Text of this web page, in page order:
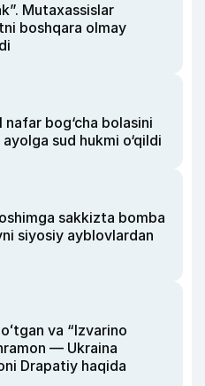
Mutaxassislar
boshqara olmay
nafar bog‘cha bolasini
sud hukmi o‘qildi
sakkizta bomba
siyosiy ayblovlardan
va “Izvarino
— Ukraina
Drapatiy haqida